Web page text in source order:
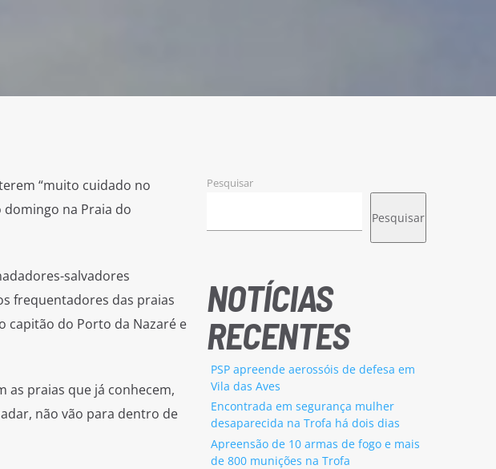
“muito cuidado no
na Praia do
salvadores
frequentadores das praias
capitão do Porto da Nazaré e
as praias que já conhecem,
não vão para dentro de
Pesquisar
Pesquisar
NOTÍCIAS
RECENTES
PSP apreende aerossóis de defesa em
Vila das Aves
Encontrada em segurança mulher
desaparecida na Trofa há dois dias
Apreensão de 10 armas de fogo e mais
de 800 munições na Trofa